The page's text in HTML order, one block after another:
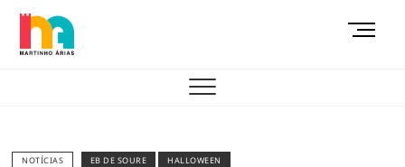
Skip
content
M
NOTÍCIAS EB DE SOURE HALLOWEEN